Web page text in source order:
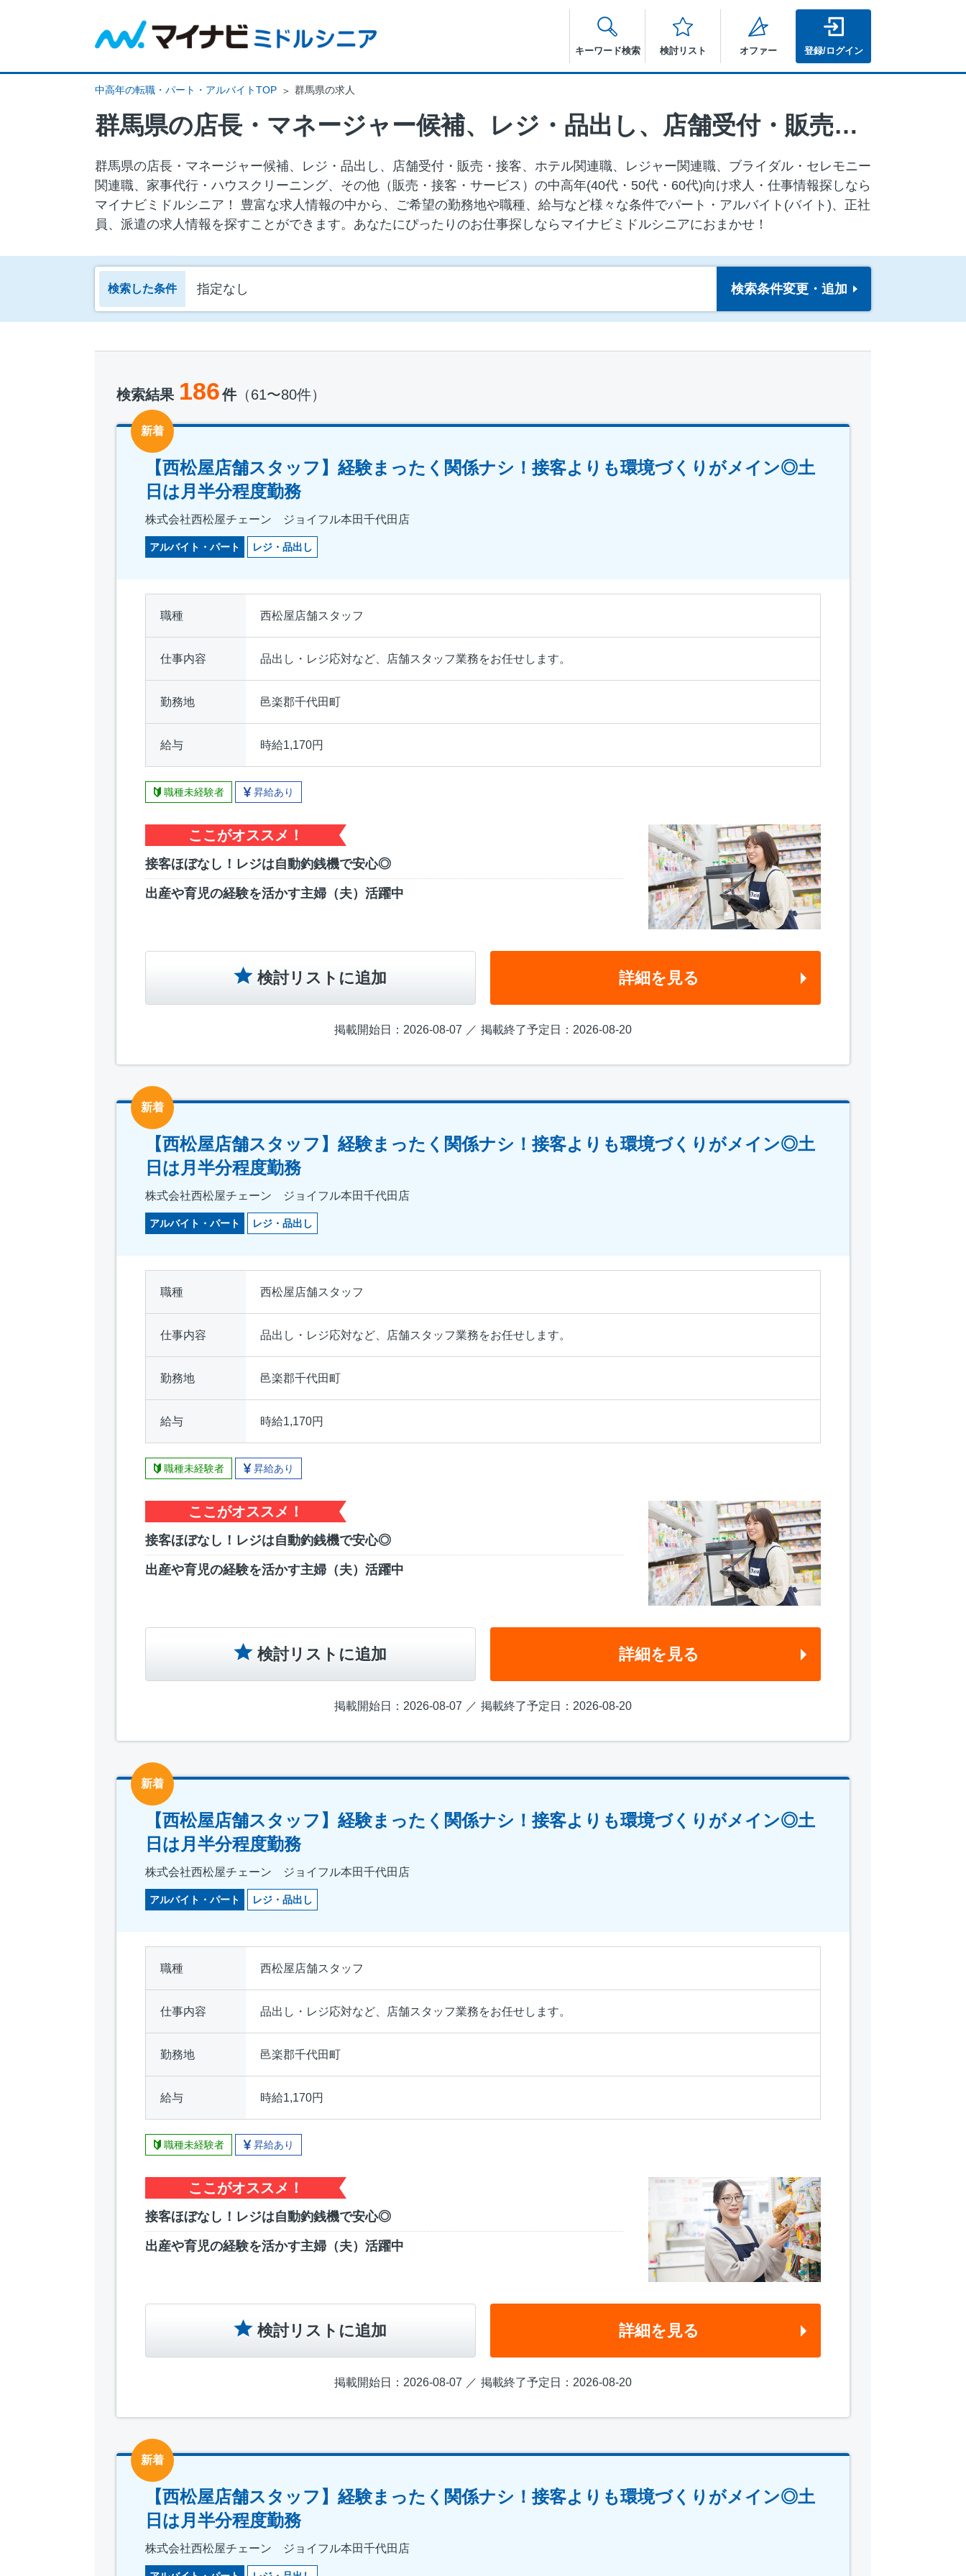
キーワード検索 検討リスト オファー 登録/ログイン
中高年の転職・パート・アルバイトTOP 群馬県の求人
群馬県の店長・マネージャー候補、レジ・品出し、店舗受付・販売・接客、ホテル関連職、レジャー関連職、ブライダル・セレモニー関連職、家事代行・ハウスクリーニング、その他（販売・接客・サービス）の求人
群馬県の店長・マネージャー候補、レジ・品出し、店舗受付・販売・接客、ホテル関連職、レジャー関連職、ブライダル・セレモニー
関連職、家事代行・ハウスクリーニング、その他（販売・接客・サービス）の中⾼年(40代・50代・60代)向け求⼈・仕事情報探しなら
マイナビミドルシニア！ 豊富な求人情報の中から、ご希望の勤務地や職種、給与など様々な条件でパート・アルバイト(バイト)、正社
員、派遣の求人情報を探すことができます。あなたにぴったりのお仕事探しならマイナビミドルシニアにおまかせ！
検索した条件 指定なし 検索条件変更・追加
検索結果 186件（61〜80件）
新着
【西松屋店舗スタッフ】経験まったく関係ナシ！接客よりも環境づくりがメイン◎土
日は月半分程度勤務
株式会社西松屋チェーン ジョイフル本田千代田店
アルバイト・パート レジ・品出し
職種 西松屋店舗スタッフ
仕事内容 品出し・レジ応対など、店舗スタッフ業務をお任せします。
勤務地 邑楽郡千代田町
給与 時給1,170円
職種未経験者 昇給あり
ここがオススメ！
接客ほぼなし！レジは自動釣銭機で安心◎
出産や育児の経験を活かす主婦（夫）活躍中
検討リストに追加 詳細を見る
掲載開始日：2026-08-07 掲載終了予定日：2026-08-20
新着
【西松屋店舗スタッフ】経験まったく関係ナシ！接客よりも環境づくりがメイン◎土
日は月半分程度勤務
株式会社西松屋チェーン ジョイフル本田千代田店
アルバイト・パート レジ・品出し
職種 西松屋店舗スタッフ
仕事内容 品出し・レジ応対など、店舗スタッフ業務をお任せします。
勤務地 邑楽郡千代田町
給与 時給1,170円
職種未経験者 昇給あり
ここがオススメ！
接客ほぼなし！レジは自動釣銭機で安心◎
出産や育児の経験を活かす主婦（夫）活躍中
検討リストに追加 詳細を見る
掲載開始日：2026-08-07 掲載終了予定日：2026-08-20
新着
【西松屋店舗スタッフ】経験まったく関係ナシ！接客よりも環境づくりがメイン◎土
日は月半分程度勤務
株式会社西松屋チェーン ジョイフル本田千代田店
アルバイト・パート レジ・品出し
職種 西松屋店舗スタッフ
仕事内容 品出し・レジ応対など、店舗スタッフ業務をお任せします。
勤務地 邑楽郡千代田町
給与 時給1,170円
職種未経験者 昇給あり
ここがオススメ！
接客ほぼなし！レジは自動釣銭機で安心◎
出産や育児の経験を活かす主婦（夫）活躍中
検討リストに追加 詳細を見る
掲載開始日：2026-08-07 掲載終了予定日：2026-08-20
新着
【西松屋店舗スタッフ】経験まったく関係ナシ！接客よりも環境づくりがメイン◎土
日は月半分程度勤務
株式会社西松屋チェーン ジョイフル本田千代田店